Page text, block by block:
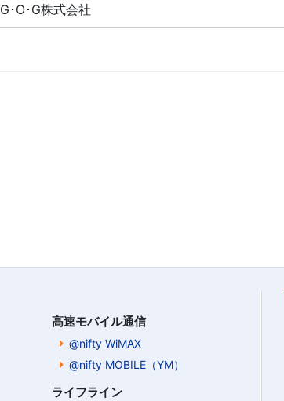
G･O･G株式会社
高速モバイル通信
@nifty WiMAX
@nifty MOBILE（YM）
ライフライン